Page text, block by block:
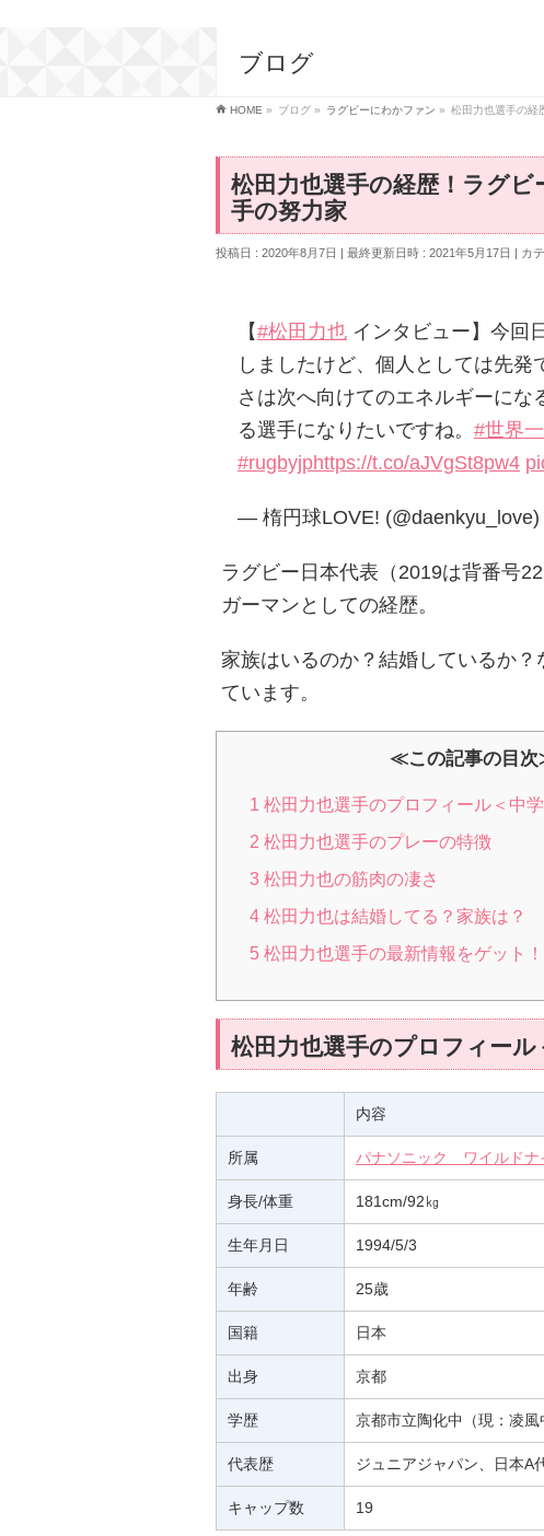
ブログ
HOME » ブログ » ラグビーにわかファン » 松田力也選手の経
松田力也選手の経歴！ラグ
手の努力家
投稿日 : 2020年8月7日 最終更新日時 : 2021年5月17日 カ
【#松田力也 インタビュー】今回
しましたけど、個人としては先
さは次へ向けてのエネルギーに
る選手になりたいですね。 #世界
#rugbyjphttps://t.co/aJVgSt8pw4
— 楕円球LOVE! (@daenkyu_love)
ラグビー日本代表（2019は背番号
ガーマンとしての経歴。
家族はいるのか？結婚しているか
ています。
≪この記事の目
1 松田力也選手のプロフィール＜中
2 松田力也選手のプレーの特徴
3 松田力也の筋肉の凄さ
4 松田力也は結婚してる？家族は？
5 松田力也選手の最新情報をゲット
松田力也選手のプロフィール
内容
所属 パナソニック ワイルドナ
身長/体重 181cm/92㎏
生年月日 1994/5/3
年齢 25歳
国籍 日本
出身 京都
学歴 京都市立陶化中（現：凌
代表歴 ジュニアジャパン、日本A
キャップ数 19